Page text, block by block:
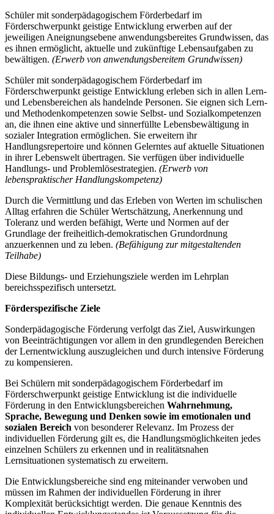
Schüler mit sonderpädagogischem Förderbedarf im
Förderschwerpunkt geistige Entwicklung erwerben auf der
jeweiligen Aneignungsebene anwendungsbereites Grundwissen, das
es ihnen ermöglicht, aktuelle und zukünftige Lebensaufgaben zu
bewältigen. (Erwerb von anwendungsbereitem Grundwissen)
Schüler mit sonderpädagogischem Förderbedarf im
Förderschwerpunkt geistige Entwicklung erleben sich in allen Lern-
und Lebensbereichen als handelnde Personen. Sie eignen sich Lern-
und Methodenkompetenzen sowie Selbst- und Sozialkompetenzen
an, die ihnen eine aktive und sinnerfüllte Lebensbewältigung in
sozialer Integration ermöglichen. Sie erweitern ihr
Handlungsrepertoire und können Gelerntes auf aktuelle Situationen
in ihrer Lebenswelt übertragen. Sie verfügen über individuelle
Handlungs- und Problemlösestrategien. (Erwerb von
lebenspraktischer Handlungskompetenz)
Durch die Vermittlung und das Erleben von Werten im schulischen
Alltag erfahren die Schüler Wertschätzung, Anerkennung und
Toleranz und werden befähigt, Werte und Normen auf der
Grundlage der freiheitlich-demokratischen Grundordnung
anzuerkennen und zu leben. (Befähigung zur mitgestaltenden
Teilhabe)
Diese Bildungs- und Erziehungsziele werden im Lehrplan
bereichsspezifisch untersetzt.
Förderspezifische Ziele
Sonderpädagogische Förderung verfolgt das Ziel, Auswirkungen
von Beeinträchtigungen vor allem in den grundlegenden Bereichen
der Lernentwicklung auszugleichen und durch intensive Förderung
zu kompensieren.
Bei Schülern mit sonderpädagogischem Förderbedarf im
Förderschwerpunkt geistige Entwicklung ist die individuelle
Förderung in den Entwicklungsbereichen Wahrnehmung,
Sprache, Bewegung und Denken sowie im emotionalen und
sozialen Bereich von besonderer Relevanz. Im Prozess der
individuellen Förderung gilt es, die Handlungsmöglichkeiten jedes
einzelnen Schülers zu erkennen und in realitätsnahen
Lernsituationen systematisch zu erweitern.
Die Entwicklungsbereiche sind eng miteinander verwoben und
müssen im Rahmen der individuellen Förderung in ihrer
Komplexität berücksichtigt werden. Die genaue Kenntnis des